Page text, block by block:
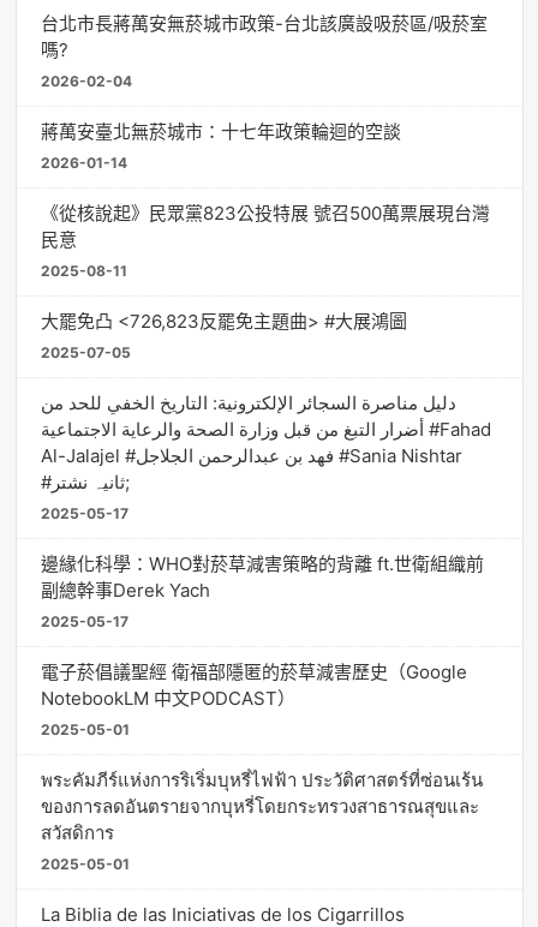
台北市長蔣萬安無菸城市政策-台北該廣設吸菸區/吸菸室
嗎?
2026-02-04
蔣萬安臺北無菸城市：十七年政策輪迴的空談
2026-01-14
《從核說起》民眾黨823公投特展 號召500萬票展現台灣
民意
2025-08-11
大罷免凸 <726,823反罷免主題曲> #大展鴻圖
2025-07-05
دليل مناصرة السجائر الإلكترونية: التاريخ الخفي للحد من
أضرار التبغ من قبل وزارة الصحة والرعاية الاجتماعية #Fahad
Al-Jalajel #فهد بن عبدالرحمن الجلاجل #Sania Nishtar
#ثانیہ نشتر;
2025-05-17
邊緣化科學：WHO對菸草減害策略的背離 ft.世衛組織前
副總幹事Derek Yach
2025-05-17
電子菸倡議聖經 衛福部隱匿的菸草減害歷史（Google
NotebookLM 中文PODCAST）
2025-05-01
พระคัมภีร์แห่งการริเริ่มบุหรี่ไฟฟ้า ประวัติศาสตร์ที่ซ่อนเร้น
ของการลดอันตรายจากบุหรี่โดยกระทรวงสาธารณสุขและ
สวัสดิการ
2025-05-01
La Biblia de las Iniciativas de los Cigarrillos